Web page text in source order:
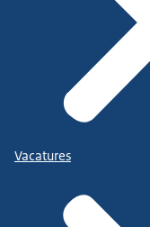
Vacatures